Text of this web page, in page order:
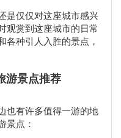
是仅仅对这座城市感兴
观赏到这座城市的日常
各种引人入胜的景点，
游景点推荐
也有许多值得一游的地
景点：